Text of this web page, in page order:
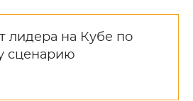
на Кубе по
сценарию